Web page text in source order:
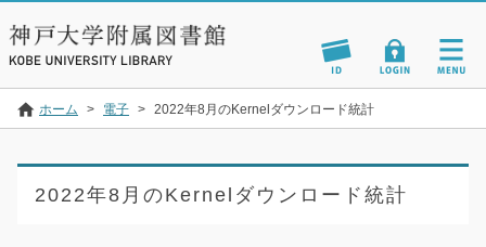
ホーム > 電子 > 2022年8月のKernelダウンロード統計
2022年8月のKernelダウンロード統計